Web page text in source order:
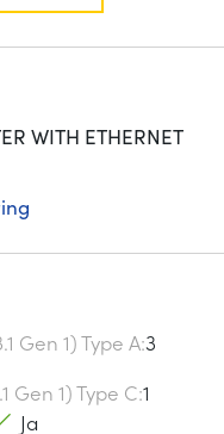
WITH ETHERNET
Gen 1) Type A3
Gen 1) Type C 1
Ja